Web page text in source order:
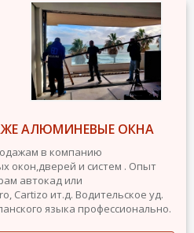
АЛЮМИНЕВЫЕ ОКНА
в компанию
окон,дверей и систем . Опыт
автокад или
Cartizo ит.д. Водительское уд.
языка профессионально.